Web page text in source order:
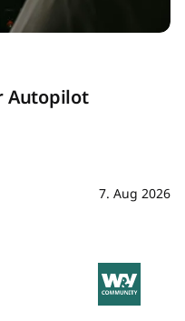
Autopilot
7. Aug 2026